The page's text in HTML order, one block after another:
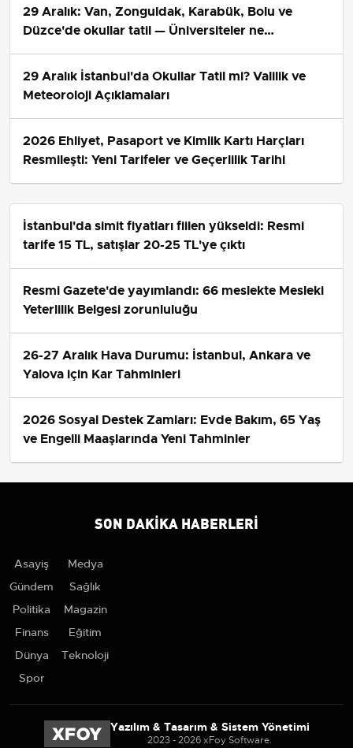
29 Aralık: Van, Zonguldak, Karabük, Bolu ve
Düzce'de okullar tatil — Üniversiteler ne
29 Aralık İstanbul'da Okullar Tatil mi? Valilik ve
Meteoroloji Açıklamaları
2026 Ehliyet, Pasaport ve Kimlik Kartı Harçları
Resmileşti: Yeni Tarifeler ve Geçerlilik Tarihi
İstanbul'da simit fiyatları fiilen yükseldi: Resmi
tarife 15 TL, satışlar 20-25 TL'ye çıktı
Resmi Gazete'de yayımlandı: 66 meslekte Mesleki
Yeterlilik Belgesi zorunluluğu
26-27 Aralık Hava Durumu: İstanbul, Ankara ve
Yalova için Kar Tahminleri
2026 Sosyal Destek Zamları: Evde Bakım, 65 Yaş
ve Engelli Maaşlarında Yeni Tahminler
SON DAKIKA HABERLERI
Asayiş
Gündem
Politika
Finans
Dünya
Spor
Medya
Sağlık
Magazin
Eğitim
Teknoloji
Yazılım & Tasarım & Sistem Yönetimi
2023 - 2026 xFoy Software.